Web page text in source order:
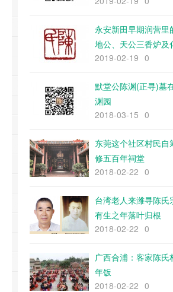
永安新田早期润营里
地公、天公三香炉及
2019-02-19 0
默堂公陈渊(正寻)墓
渊园
2018-03-15 0
东莞这个社区村民自
修五百年祠堂
2018-02-22 0
台湾老人来潍寻陈氏
有生之年落叶归根
2018-02-22 0
广西合浦：客家陈氏
年饭
2018-02-22 0